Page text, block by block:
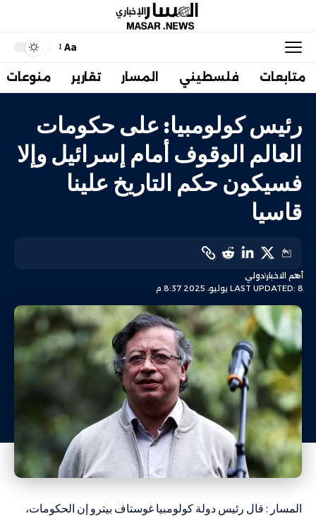
Aa
متابعات فلسطيني المسار تقارير منوعات
رئيس كولومبيا: على حكومات
العالم الوقوف أمام إسرائيل وإلا
فسيكون حكم التاريخ علينا
قاسيا
LAST UPDATED: 8 يوليو، 2025 8:37 م
أهم الاخباردولي
المسار : قال رئيس دولة كولومبيا غوستاف بيترو إن الحكومات،